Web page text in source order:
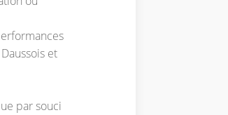
et
par souci